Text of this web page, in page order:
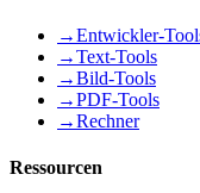
→Entwickler-
→Text-Tools
→Bild-Tools
→PDF-Tools
→Rechner
Ressourcen